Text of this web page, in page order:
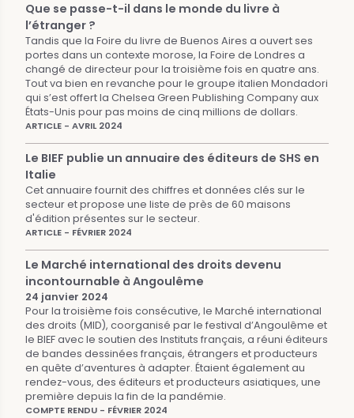
Que se passe-t-il dans le monde du livre à
l’étranger ?
Tandis que la Foire du livre de Buenos Aires a ouvert ses
portes dans un contexte morose, la Foire de Londres a
changé de directeur pour la troisième fois en quatre ans.
Tout va bien en revanche pour le groupe italien Mondadori
qui s’est offert la Chelsea Green Publishing Company aux
États-Unis pour pas moins de cinq millions de dollars.
ARTICLE - AVRIL 2024
Le BIEF publie un annuaire des éditeurs de SHS en
Italie
Cet annuaire fournit des chiffres et données clés sur le
secteur et propose une liste de près de 60 maisons
d'édition présentes sur le secteur.
ARTICLE - FÉVRIER 2024
Le Marché international des droits devenu
incontournable à Angoulême
24 janvier 2024
Pour la troisième fois consécutive, le Marché international
des droits (MID), coorganisé par le festival d’Angoulême et
le BIEF avec le soutien des Instituts français, a réuni éditeurs
de bandes dessinées français, étrangers et producteurs
en quête d’aventures à adapter. Étaient également au
rendez-vous, des éditeurs et producteurs asiatiques, une
première depuis la fin de la pandémie.
COMPTE RENDU - FÉVRIER 2024